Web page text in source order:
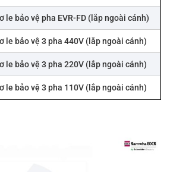
le bảo vệ pha EVR-FD (lắp ngoài cánh)
le bảo vệ 3 pha 440V (lắp ngoài cánh)
le bảo vệ 3 pha 220V (lắp ngoài cánh)
le bảo vệ 3 pha 110V (lắp ngoài cánh)